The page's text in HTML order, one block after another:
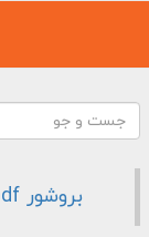
فرم جستجو
بروشور pdf کتاب تاک